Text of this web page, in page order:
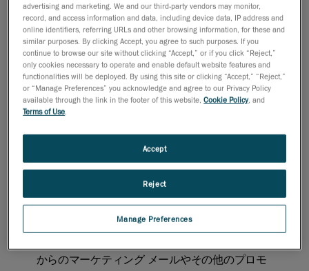
advertising and marketing. We and our third-party vendors may monitor,
record, and access information and data, including device data, IP address and
online identifiers, referring URLs and other browsing information, for these and
similar purposes. By clicking Accept, you agree to such purposes. If you
continue to browse our site without clicking “Accept,” or if you click “Reject,”
only cookies necessary to operate and enable default website features and
functionalities will be deployed. By using this site or clicking “Accept,” “Reject,”
or “Manage Preferences” you acknowledge and agree to our Privacy Policy
available through the link in the footer of this website,Cookie Policy, and
Terms of Use.
Manage Preferences
Reject
Accept